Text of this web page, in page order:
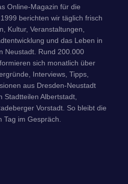
Online-Magazin für die
berichten wir täglich frisch
Kultur, Veranstaltungen,
und das Leben in
Neustadt. Rund 200.000
sich monatlich über
Interviews, Tipps,
aus Dresden-Neustadt
Stadtteilen Albertstadt,
Vorstadt. So bleibt die
im Gespräch.